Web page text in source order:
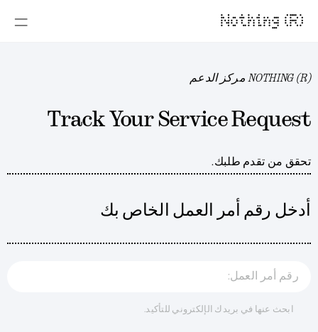
Nothing (R)
NOTHING (R) مركز الدعم
Track Your Service Request
تحقق من تقدم طلبك.
أدخل رقم أمر العمل الخاص بك
رقم أمر العمل:
ابحث عنها في بريدك الإلكتروني للتأكيد.